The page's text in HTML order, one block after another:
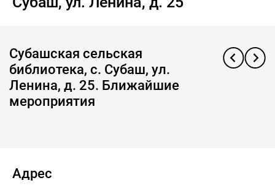
Субашская сельская
библиотека, с. Субаш, ул.
Ленина, д. 25. Ближайшие
мероприятия
Адрес